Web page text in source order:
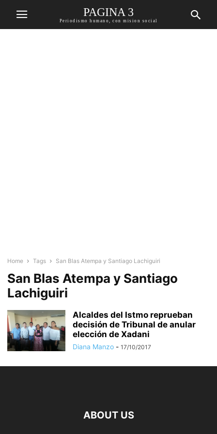
PAGINA 3
Periodismo humano, con mision social
Home Tags San Blas Atempa y Santiago Lachiguiri
San Blas Atempa y Santiago
Lachiguiri
Alcaldes del Istmo reprueban
decisión de Tribunal de anular
elección de Xadani
Diana Manzo - 17/10/2017
ABOUT US